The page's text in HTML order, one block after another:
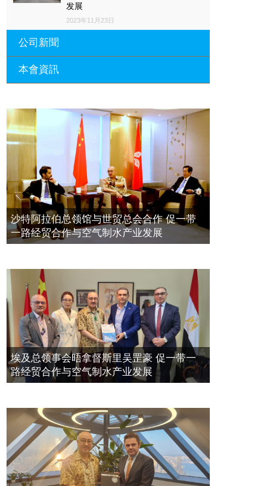
发展
2023年11月23日
公司新聞
一带一路经贸合作与空气制水产业发
2023年11月23日
埃及总领事会晤拿督斯里吴罡豪 促一
带一路经贸合作与空气制水产业发展
2023年11月23日
拿督斯里吴罡豪晤土耳其总领事 促一
带一路经贸合作与空气制水产业发展
2023年11月23日
本會資訊
長瑚蒞臨 天泉鼎豐深圳總部及國際標
量波量子研究院
2021年12月10日
標量波光量子導入系統聯合國總部拿
督斯裏吳達鎔教授首發
2021年12月10日
空氣制水發明人吳達鎔出席聯合國環
境科政商管治聯盟會議
沙特阿拉伯总领馆与世贸总会合作 促一带
一路经贸合作与空气制水产业发展
埃及总领事会晤拿督斯里吴罡豪 促一带一
路经贸合作与空气制水产业发展